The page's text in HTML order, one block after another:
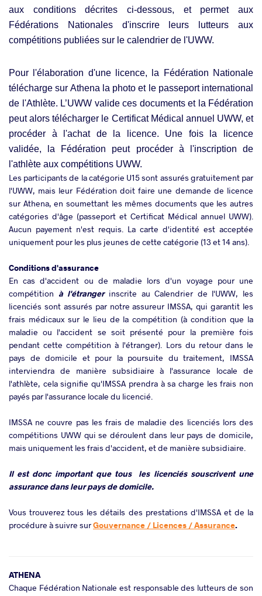
aux conditions décrites ci-dessous, et permet aux
Fédérations Nationales d'inscrire leurs lutteurs aux
compétitions publiées sur le calendrier de l'UWW.
Pour l'élaboration d'une licence, la Fédération Nationale
télécharge sur Athena la photo et le passeport international
de l'Athlète. L’UWW valide ces documents et la Fédération
peut alors télécharger le Certificat Médical annuel UWW, et
procéder à l'achat de la licence. Une fois la licence
validée, la Fédération peut procéder à l'inscription de
l'athlète aux compétitions UWW.
Les participants de la catégorie U15 sont assurés gratuitement par
l'UWW, mais leur Fédération doit faire une demande de licence
sur Athena, en soumettant les mêmes documents que les autres
catégories d'âge (passeport et Certificat Médical annuel UWW).
Aucun payement n'est requis. La carte d'identité est acceptée
uniquement pour les plus jeunes de cette catégorie (13 et 14 ans).
Conditions d'assurance
En cas d'accident ou de maladie lors d'un voyage pour une
compétition à l'étrangerinscrite au Calendrier de l'UWW, les
licenciés sont assurés par notre assureur IMSSA, qui garantit les
frais médicaux sur le lieu de la compétition (à condition que la
maladie ou l'accident se soit présenté pour la première fois
pendant cette compétition à l'étranger). Lors du retour dans le
pays de domicile et pour la poursuite du traitement, IMSSA
interviendra de manière subsidiaire à l'assurance locale de
l'athlète, cela signifie qu'IMSSA prendra à sa charge les frais non
payés par l'assurance locale du licencié.
IMSSA ne couvre pas les frais de maladie des licenciés lors des
compétitions UWW qui se déroulent dans leur pays de domicile,
mais uniquement les frais d'accident, et de manière subsidiaire.
Il est donc important que tous les licenciés souscrivent une
assurance dans leur pays de domicile.
Vous trouverez tous les détails des prestations d'IMSSA et de la
procédure à suivre surGouvernance / Licences / Assurance.
ATHENA
Chaque Fédération Nationale est responsable des lutteurs de son